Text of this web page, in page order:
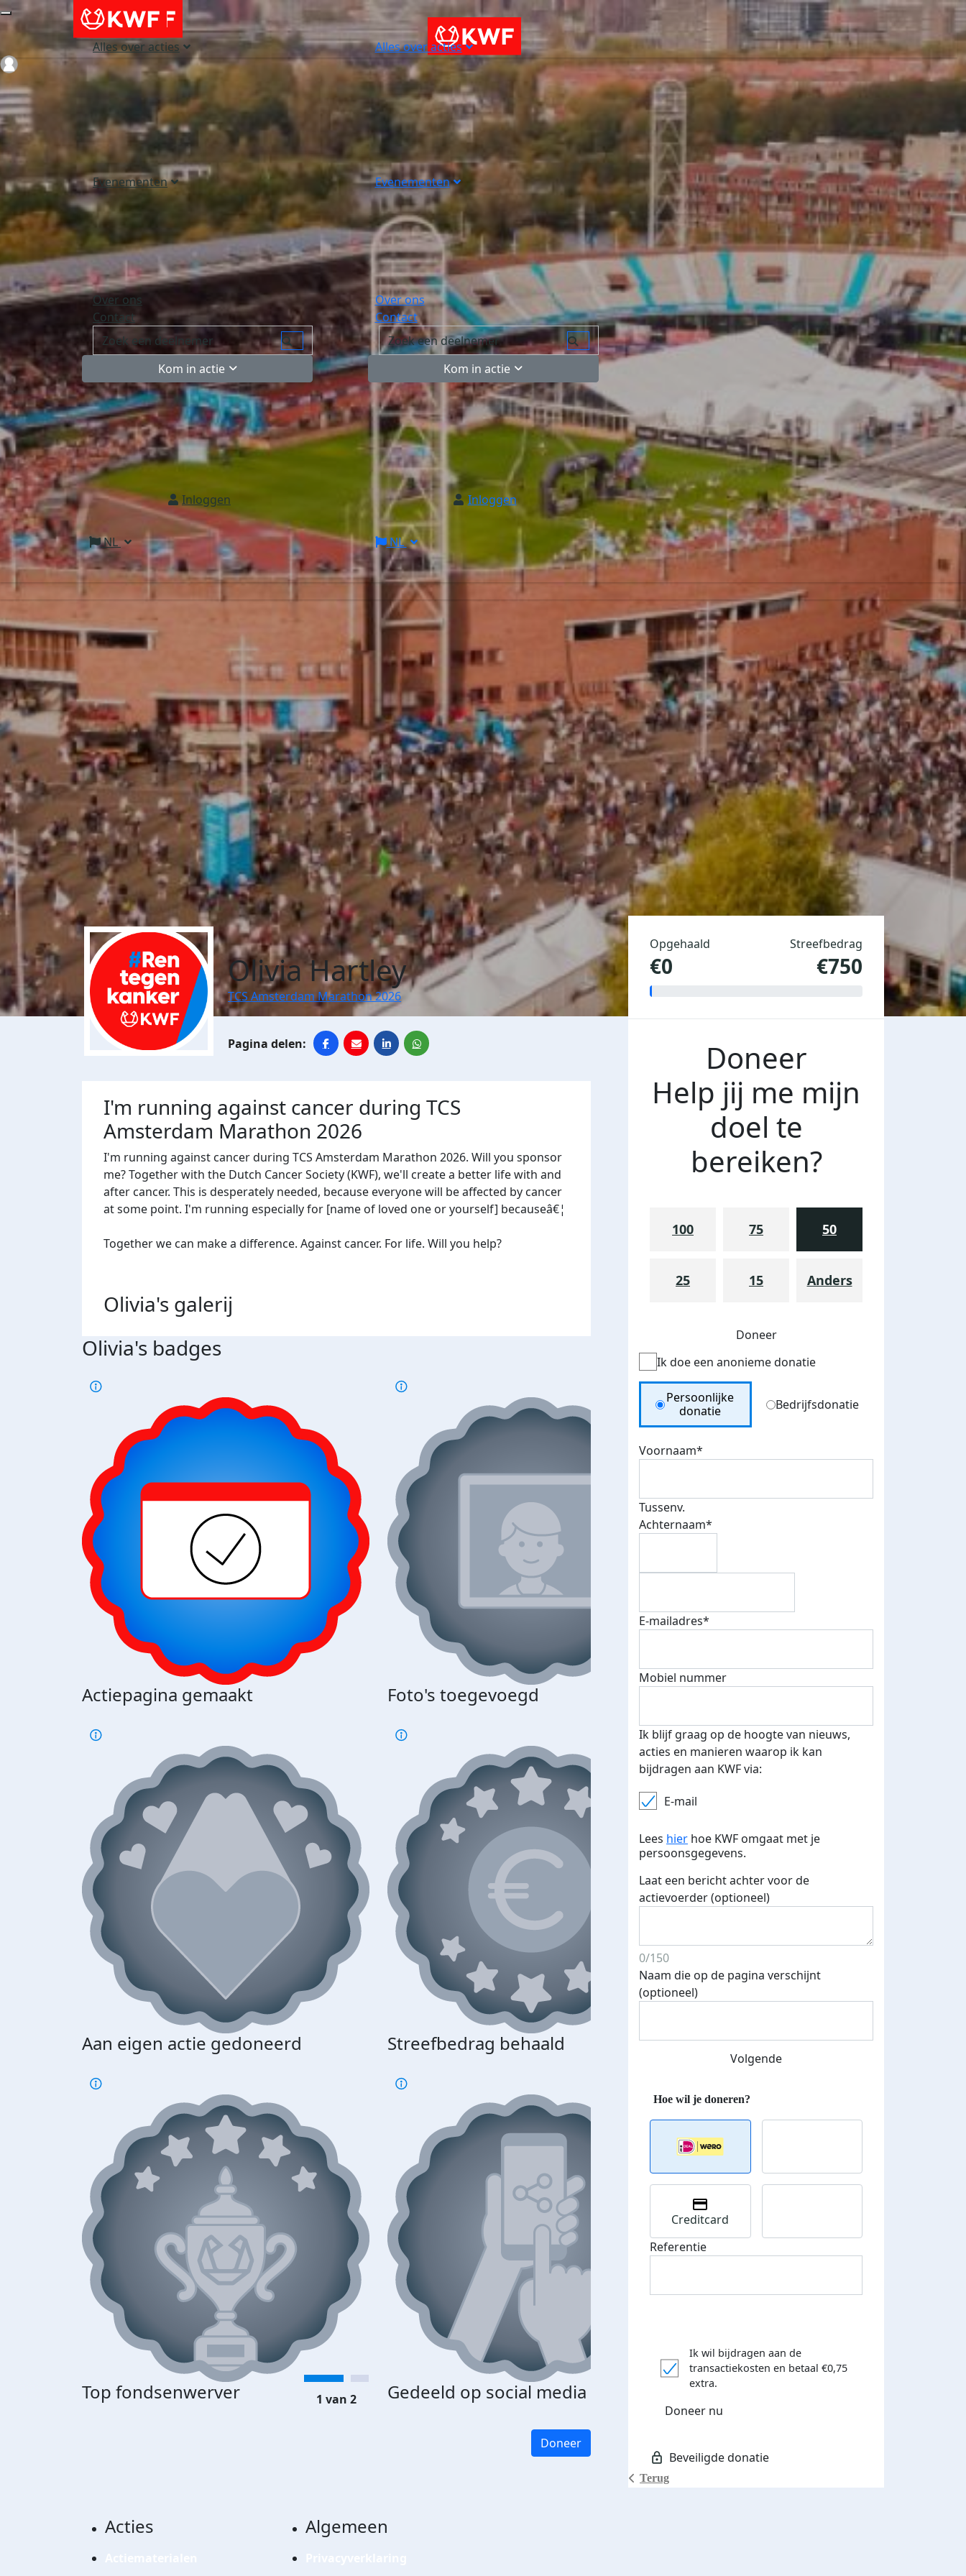
Alles over acties
Evenementen
Over ons
Contact
Kom in actie
Inloggen
NL
Alles over acties
Evenementen
Over ons
Contact
Kom in actie
Inloggen
NL
Login
Olivia Hartley
TCS Amsterdam Marathon 2026
I'm running against cancer during TCS
Amsterdam Marathon 2026
I'm running against cancer during TCS Amsterdam Marathon 2026. Will you sponsor
me? Together with the Dutch Cancer Society (KWF), we'll create a better life with and
after cancer. This is desperately needed, because everyone will be affected by cancer
at some point. I'm running especially for [name of loved one or yourself] becauseâ€¦
Together we can make a difference. Against cancer. For life. Will you help?
Olivia's galerij
Olivia's badges
Actiepagina gemaakt Foto's toegevoegd E-mails verstuurd
Aan eigen actie gedoneerd Streefbedrag behaald Streefbedrag verhoogd
Top fondsenwerver Gedeeld op social media Donateurs bedankt
€500 euro opgehaald: t-shirt
1 van 2
Doneer
Opgehaald
€0
Streefbedrag
€750
Doneer
Help jij me mijn
doel te
bereiken?
100 75 50
25 15 Anders
Doneer
Ik doe een anonieme donatie
Donation Type
Persoonlijke
donatie
Bedrijfsdonatie
Voornaam*
Tussenv.
Achternaam*
E-mailadres*
Mobiel nummer
Ik blijf graag op de hoogte van nieuws,
acties en manieren waarop ik kan
bijdragen aan KWF via:
E-mail
Lees hier hoe KWF omgaat met je
persoonsgegevens.
Laat een bericht achter voor de
actievoerder (optioneel)
0/150
Naam die op de pagina verschijnt
(optioneel)
Volgende
Terug
Creditcard
Referentie
Ik wil bijdragen aan de
transactiekosten en betaal €0,75
extra.
Doneer nu
Acties Algemeen